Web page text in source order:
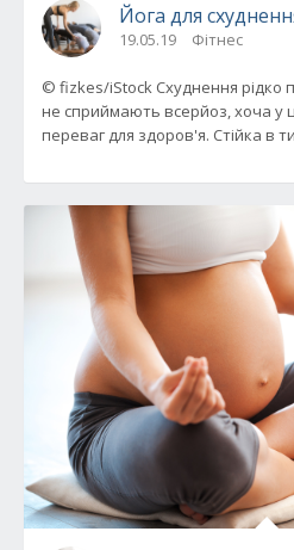
Йога для
19.05.19 Фітнес
© fizkes/iStock Схуднення рідко
не сприймають всерйоз, хоча у
переваг для здоров'я. Стійка в